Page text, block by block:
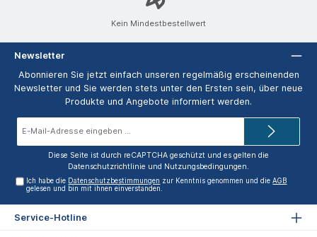
Kein Mindestbestellwert
Newsletter
Abonnieren Sie jetzt einfach unseren regelmäßig erscheinenden
Newsletter und Sie werden stets unter den Ersten sein, über neue
Produkte und Angebote informiert werden.
Diese Seite ist durch reCAPTCHA geschützt und es gelten die
Datenschutzrichtlinie und Nutzungsbedingungen.
Ich habe die Datenschutzbestimmungen zur Kenntnis genommen und dieAGB
gelesen und bin mit ihnen einverstanden.
Service-Hotline